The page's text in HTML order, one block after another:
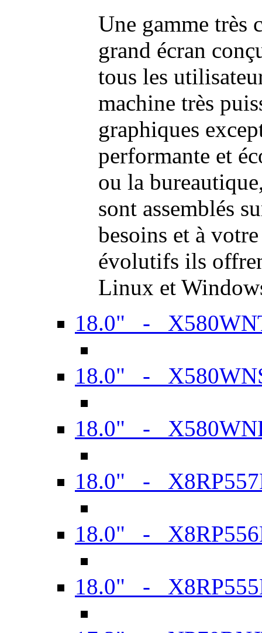
Une gamme très
grand écran
tous les
machine très
graphiques
performante et
ou la
sont assemblés
besoins et à
évolutifs ils
Linux et
18.0" -
18.0" -
18.0" -
18.0" -
18.0" -
18.0" -